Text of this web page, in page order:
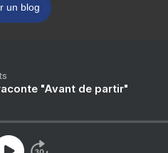
un blog
"Avant de partir"